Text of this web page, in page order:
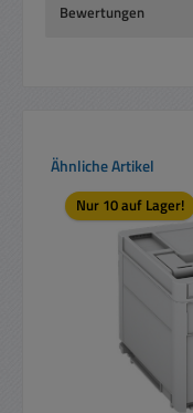
Bewertungen
Produktgalerie
Ähnliche Artikel
Nur 10 auf Lager!